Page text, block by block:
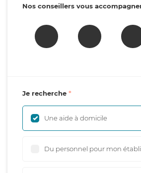
Nos conseillers vous
Je recherche
Une aide à domicile
Du personnel pour mon